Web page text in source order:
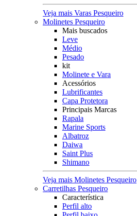
Veja mais Varas Pesqueiro
Molinetes Pesqueiro
Mais buscados
Leve
Médio
Pesado
kit
Molinete e Vara
Acessórios
Lubrificantes
Capa Protetora
Principais Marcas
Rapala
Marine Sports
Albatroz
Daiwa
Saint Plus
Shimano
Veja mais Molinetes Pesqueiro
Carretilhas Pesqueiro
Característica
Perfil alto